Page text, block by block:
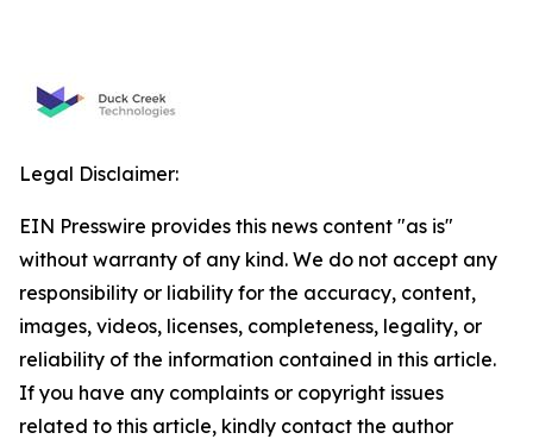
Legal Disclaimer:
EIN Presswire provides this news content "as is"
without warranty of any kind. We do not accept any
responsibility or liability for the accuracy, content,
images, videos, licenses, completeness, legality, or
reliability of the information contained in this article.
If you have any complaints or copyright issues
related to this article, kindly contact the author